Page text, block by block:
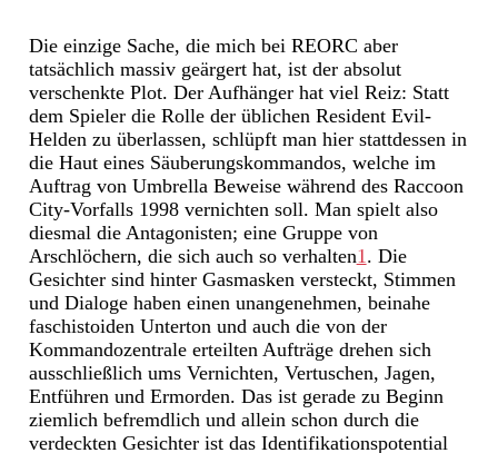
Die einzige Sache, die mich bei REORC aber
tatsächlich massiv geärgert hat, ist der absolut
verschenkte Plot. Der Aufhänger hat viel Reiz: Statt
dem Spieler die Rolle der üblichen Resident Evil-
Helden zu überlassen, schlüpft man hier stattdessen in
die Haut eines Säuberungskommandos, welche im
Auftrag von Umbrella Beweise während des Raccoon
City-Vorfalls 1998 vernichten soll. Man spielt also
diesmal die Antagonisten; eine Gruppe von
Arschlöchern, die sich auch so verhalten1 . Die
Gesichter sind hinter Gasmasken versteckt, Stimmen
und Dialoge haben einen unangenehmen, beinahe
faschistoiden Unterton und auch die von der
Kommandozentrale erteilten Aufträge drehen sich
ausschließlich ums Vernichten, Vertuschen, Jagen,
Entführen und Ermorden. Das ist gerade zu Beginn
ziemlich befremdlich und allein schon durch die
verdeckten Gesichter ist das Identifikationspotential